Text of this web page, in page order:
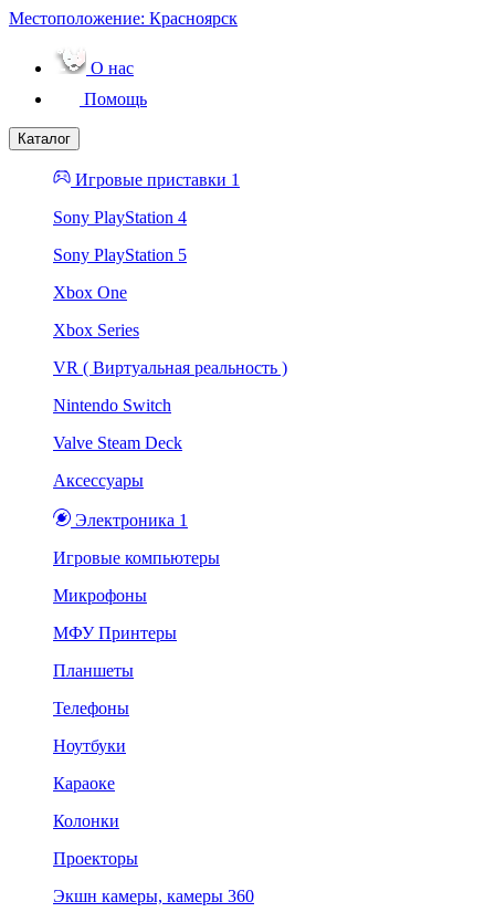
Местоположение: Красноярск
О нас
Помощь
Каталог
Игровые приставки 1
Sony PlayStation 4
Sony PlayStation 5
Xbox One
Xbox Series
VR ( Виртуальная реальность )
Nintendo Switch
Valve Steam Deck
Аксессуары
Электроника 1
Игровые компьютеры
Микрофоны
МФУ Принтеры
Планшеты
Телефоны
Ноутбуки
Караоке
Колонки
Проекторы
Экшн камеры, камеры 360